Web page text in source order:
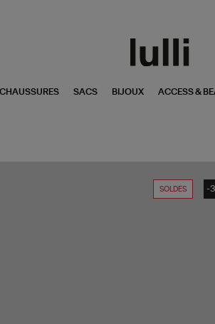
CHAUSSURES SACS BIJOUX ACCESS &
SOLDES -